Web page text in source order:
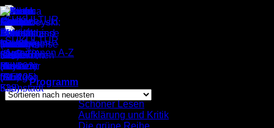
Zum
Inhalt
springen
Programm
komplett
Schöner Lesen
Aufklärung und Kritik
Die grüne Reihe
Autor*innen A-Z
Einzelnes Ergebnis wird angezeigt